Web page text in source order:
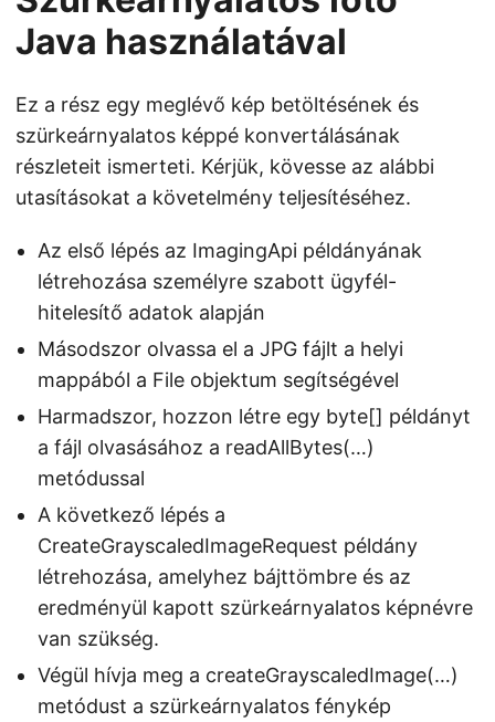
Java használatával
Ez a rész egy meglévő kép betöltésének és
szürkeárnyalatos képpé konvertálásának
részleteit ismerteti. Kérjük, kövesse az alábbi
utasításokat a követelmény teljesítéséhez.
Az első lépés az ImagingApi példányának
létrehozása személyre szabott ügyfél-
hitelesítő adatok alapján
Másodszor olvassa el a JPG fájlt a helyi
mappából a File objektum segítségével
Harmadszor, hozzon létre egy byte[] példányt
a fájl olvasásához a readAllBytes(…)
metódussal
A következő lépés a
CreateGrayscaledImageRequest példány
létrehozása, amelyhez bájttömbre és az
eredményül kapott szürkeárnyalatos képnévre
van szükség.
Végül hívja meg a createGrayscaledImage(…)
metódust a szürkeárnyalatos fénykép